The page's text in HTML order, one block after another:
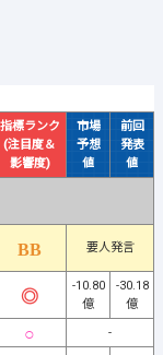
指標ランク
(注目度＆
影響度)
市場
予想
値
前回
発表
値
要人発言
-10.80
億
-30.18
億
-